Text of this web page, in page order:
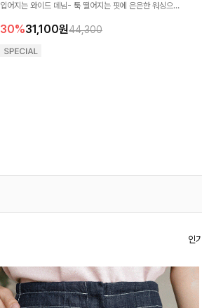
입어지는 와이드 데님- 툭 떨어지는 핏에 은은한 워싱으로
30%31,100원44,300